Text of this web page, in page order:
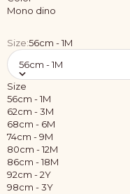
Mono dino
Size:56cm - 1M
56cm - 1M
Size
56cm - 1M
62cm - 3M
68cm - 6M
74cm - 9M
80cm - 12M
86cm - 18M
92cm - 2Y
98cm - 3Y